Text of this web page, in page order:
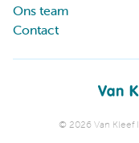
Ons team
Contact
© 2026 Van Kleef